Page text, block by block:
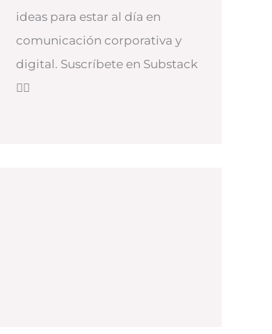
ideas para estar al día en
comunicación corporativa y
digital. Suscríbete en Substack
👇🏻